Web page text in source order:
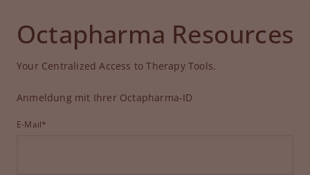
Octapharma Resources
Your Centralized Access to Therapy Tools.
Anmeldung mit Ihrer Octapharma-ID
E-Mail*